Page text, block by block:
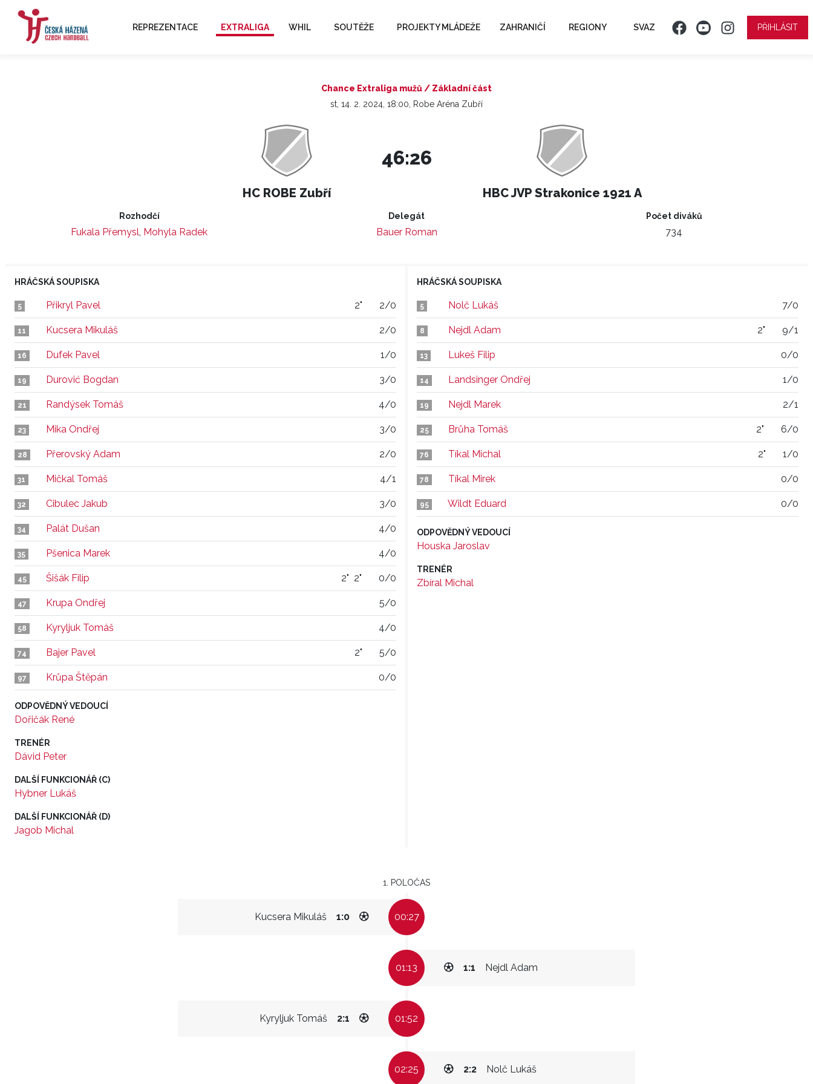
REPREZENTACE EXTRALIGA WHIL SOUTĚŽE PROJEKTY MLÁDEŽE ZAHRANIČÍ REGIONY SVAZ PŘIHLÁSIT
Chance Extraliga mužů / Základní část
st, 14. 2. 2024, 18:00, Robe Aréna Zubří
HC ROBE Zubří
46:26
HBC JVP Strakonice 1921 A
Rozhodčí
Fukala Přemysl, Mohyla Radek
Delegát
Bauer Roman
Počet diváků
734
HRÁČSKÁ SOUPISKA
5 Přikryl Pavel 2" 2/0
11 Kucsera Mikuláš 2/0
16 Dufek Pavel 1/0
19 Durović Bogdan 3/0
21 Randýsek Tomáš 4/0
23 Mika Ondřej 3/0
28 Přerovský Adam 2/0
31 Mičkal Tomáš 4/1
32 Cibulec Jakub 3/0
34 Palát Dušan 4/0
35 Pšenica Marek 4/0
45 Šišák Filip 2" 2" 0/0
47 Krupa Ondřej 5/0
58 Kyryljuk Tomáš 4/0
74 Bajer Pavel 2" 5/0
97 Krůpa Štěpán 0/0
ODPOVĚDNÝ VEDOUCÍ
Dořičák René
TRENÉR
Dávid Peter
DALŠÍ FUNKCIONÁŘ (C)
Hybner Lukáš
DALŠÍ FUNKCIONÁŘ (D)
Jagob Michal
HRÁČSKÁ SOUPISKA
5 Nolč Lukáš 7/0
8 Nejdl Adam 2" 9/1
13 Lukeš Filip 0/0
14 Landsinger Ondřej 1/0
19 Nejdl Marek 2/1
25 Brůha Tomáš 2" 6/0
76 Tíkal Michal 2" 1/0
78 Tíkal Mirek 0/0
95 Wildt Eduard 0/0
ODPOVĚDNÝ VEDOUCÍ
Houska Jaroslav
TRENÉR
Zbíral Michal
1. POLOČAS
Kucsera Mikuláš 1:0 00:27
01:13 Nejdl Adam
1:1
Kyryljuk Tomáš 2:1 01:52
02:25 Nolč Lukáš
2:2